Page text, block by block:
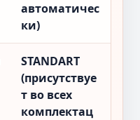
автоматичес
ки)
STANDART
(присутствуе
т во всех
комплектац